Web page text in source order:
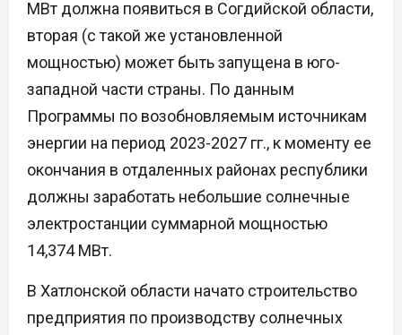
МВт должна появиться в Согдийской области,
вторая (с такой же установленной
мощностью) может быть запущена в юго-
западной части страны. По данным
Программы по возобновляемым источникам
энергии на период 2023-2027 гг., к моменту ее
окончания в отдаленных районах республики
должны заработать небольшие солнечные
электростанции суммарной мощностью
14,374 МВт.
В Хатлонской области начато строительство
предприятия по производству солнечных